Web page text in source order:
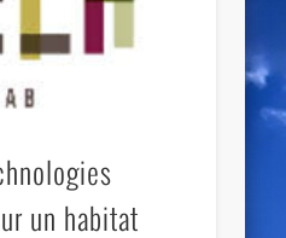
un habitat